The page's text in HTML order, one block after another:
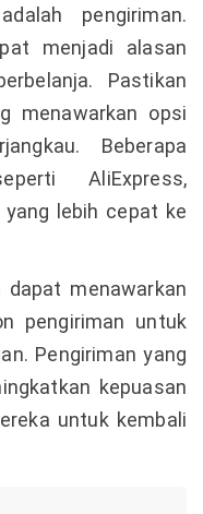
pengiriman.
menjadi alasan
Pastikan
menawarkan opsi
Beberapa
AliExpress,
lebih cepat ke
dapat menawarkan
pengiriman untuk
Pengiriman yang
kepuasan
untuk kembali